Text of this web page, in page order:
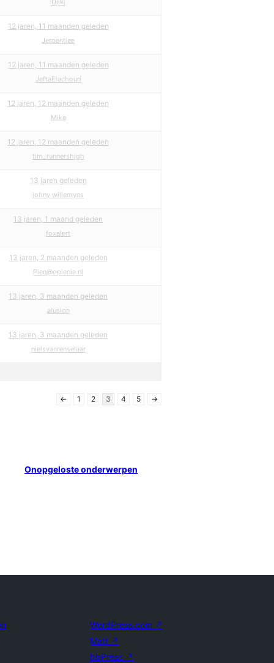
Dijki
12 jaren, 11 maanden geleden
Jeroentiee
12 jaren, 11 maanden geleden
JeftaElachouri
12 jaren, 12 maanden geleden
Mike
12 jaren, 12 maanden geleden
tim_runnershigh
13 jaren geleden
johny willemyns
13 jaren, 1 maand geleden
foxalert
13 jaren, 2 maanden geleden
Pien@opienie.nl
13 jaren, 3 maanden geleden
alusion
13 jaren, 3 maanden geleden
nielsvanrenselaar
← 1 2 3 4 5 →
Onopgeloste onderwerpen
WordPress.com ↗
Matt ↗
bbPress ↗